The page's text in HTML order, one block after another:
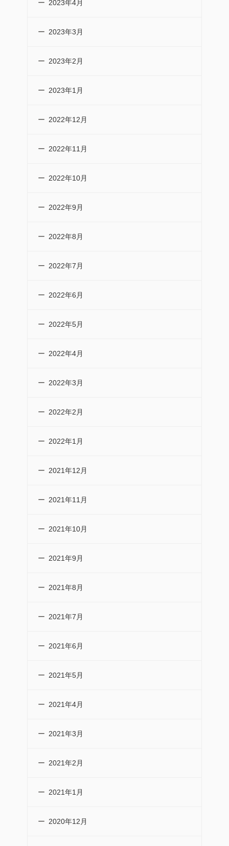
2023年4月
2023年3月
2023年2月
2023年1月
2022年12月
2022年11月
2022年10月
2022年9月
2022年8月
2022年7月
2022年6月
2022年5月
2022年4月
2022年3月
2022年2月
2022年1月
2021年12月
2021年11月
2021年10月
2021年9月
2021年8月
2021年7月
2021年6月
2021年5月
2021年4月
2021年3月
2021年2月
2021年1月
2020年12月